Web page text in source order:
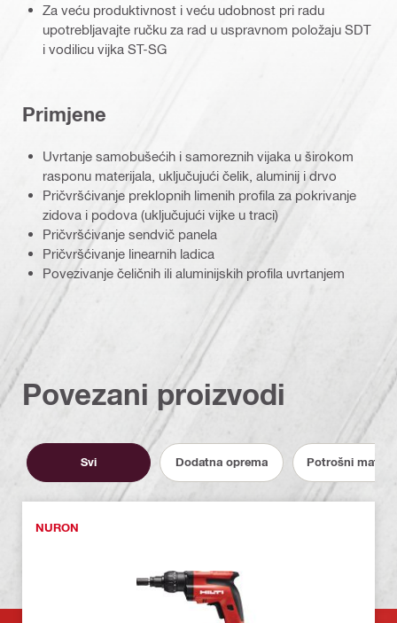
Za veću produktivnost i veću udobnost pri radu
upotrebljavajte ručku za rad u uspravnom položaju SDT
i vodilicu vijka ST-SG
Primjene
Uvrtanje samobušećih i samoreznih vijaka u širokom
rasponu materijala, uključujući čelik, aluminij i drvo
Pričvršćivanje preklopnih limenih profila za pokrivanje
zidova i podova (uključujući vijke u traci)
Pričvršćivanje sendvič panela
Pričvršćivanje linearnih ladica
Povezivanje čeličnih ili aluminijskih profila uvrtanjem
Povezani proizvodi
Svi Dodatna oprema Potrošni
NURON